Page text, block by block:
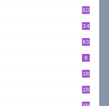
50
34
83
8
28
28